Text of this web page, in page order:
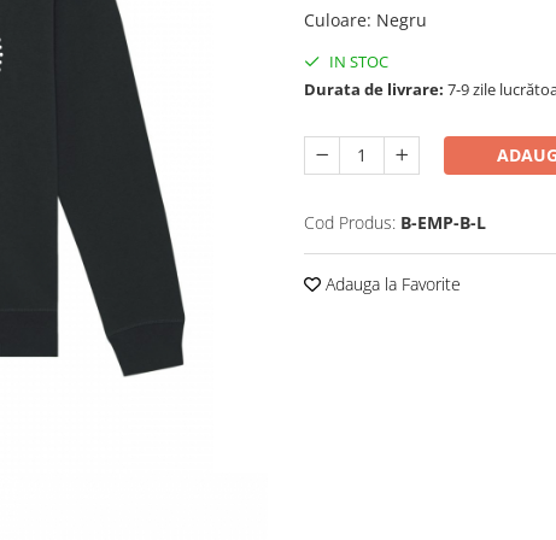
Culoare: Negru
IN STOC
Durata de livrare: 7-9 zile
Cod Produs: B-EMP-B-L
Adauga la Favorite